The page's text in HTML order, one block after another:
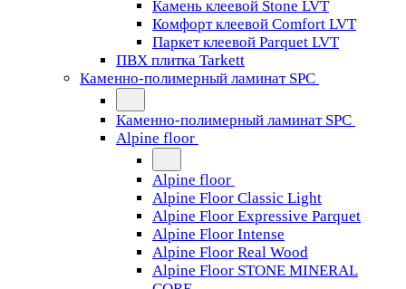
Камень клеевой Stone LVT
Комфорт клеевой Comfort LVT
Паркет клеевой Parquet LVT
ПВХ плитка Tarkett
Каменно-полимерный ламинат SPC
Каменно-полимерный ламинат SPC
Alpine floor
Alpine floor
Alpine Floor Classic Light
Alpine Floor Expressive Parquet
Alpine Floor Intense
Alpine Floor Real Wood
Alpine Floor STONE MINERAL